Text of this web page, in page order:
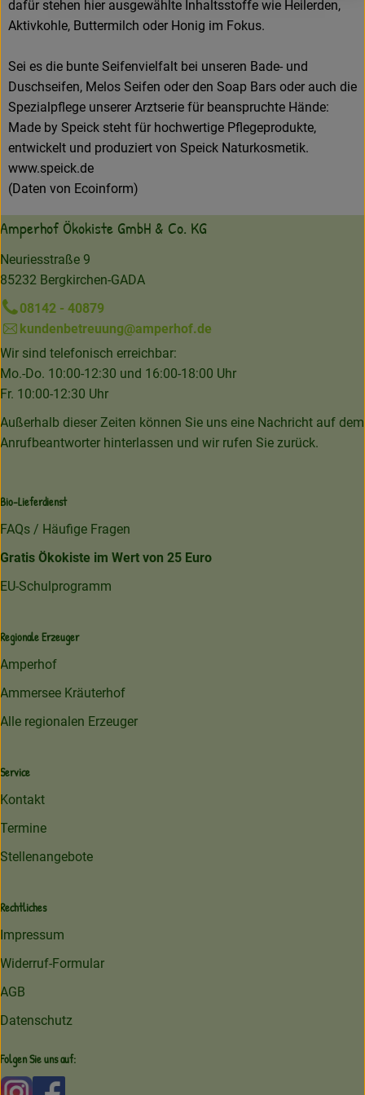
dafür stehen hier ausgewählte Inhaltsstoffe wie Heilerden,
Aktivkohle, Buttermilch oder Honig im Fokus.
Sei es die bunte Seifenvielfalt bei unseren Bade- und
Duschseifen, Melos Seifen oder den Soap Bars oder auch die
Spezialpflege unserer Arztserie für beanspruchte Hände:
Made by Speick steht für hochwertige Pflegeprodukte,
entwickelt und produziert von Speick Naturkosmetik.
www.speick.de
(Daten von Ecoinform)
Amperhof Ökokiste GmbH & Co. KG
Neuriesstraße 9
85232 Bergkirchen-GADA
08142 - 40879
kundenbetreuung@amperhof.de
Wir sind telefonisch erreichbar:
Mo.-Do. 10:00-12:30 und 16:00-18:00 Uhr
Fr. 10:00-12:30 Uhr
Außerhalb dieser Zeiten können Sie uns eine Nachricht auf dem
Anrufbeantworter hinterlassen und wir rufen Sie zurück.
Bio-Lieferdienst
FAQs / Häufige Fragen
Gratis Ökokiste im Wert von 25 Euro
EU-Schulprogramm
Regionale Erzeuger
Amperhof
Ammersee Kräuterhof
Alle regionalen Erzeuger
Service
Kontakt
Termine
Stellenangebote
Rechtliches
Impressum
Widerruf-Formular
AGB
Datenschutz
Folgen Sie uns auf:
Externer Link zu https://www.instagram.com/